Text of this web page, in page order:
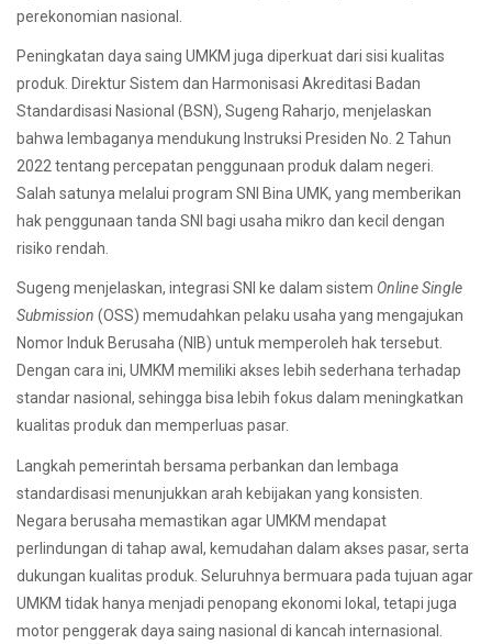
perekonomian nasional.
Peningkatan daya saing UMKM juga diperkuat dari sisi kualitas
produk. Direktur Sistem dan Harmonisasi Akreditasi Badan
Standardisasi Nasional (BSN), Sugeng Raharjo, menjelaskan
bahwa lembaganya mendukung Instruksi Presiden No. 2 Tahun
2022 tentang percepatan penggunaan produk dalam negeri.
Salah satunya melalui program SNI Bina UMK, yang memberikan
hak penggunaan tanda SNI bagi usaha mikro dan kecil dengan
risiko rendah.
Sugeng menjelaskan, integrasi SNI ke dalam sistem Online Single
Submission (OSS) memudahkan pelaku usaha yang mengajukan
Nomor Induk Berusaha (NIB) untuk memperoleh hak tersebut.
Dengan cara ini, UMKM memiliki akses lebih sederhana terhadap
standar nasional, sehingga bisa lebih fokus dalam meningkatkan
kualitas produk dan memperluas pasar.
Langkah pemerintah bersama perbankan dan lembaga
standardisasi menunjukkan arah kebijakan yang konsisten.
Negara berusaha memastikan agar UMKM mendapat
perlindungan di tahap awal, kemudahan dalam akses pasar, serta
dukungan kualitas produk. Seluruhnya bermuara pada tujuan agar
UMKM tidak hanya menjadi penopang ekonomi lokal, tetapi juga
motor penggerak daya saing nasional di kancah internasional.